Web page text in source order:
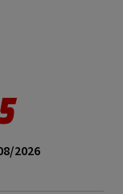
2026